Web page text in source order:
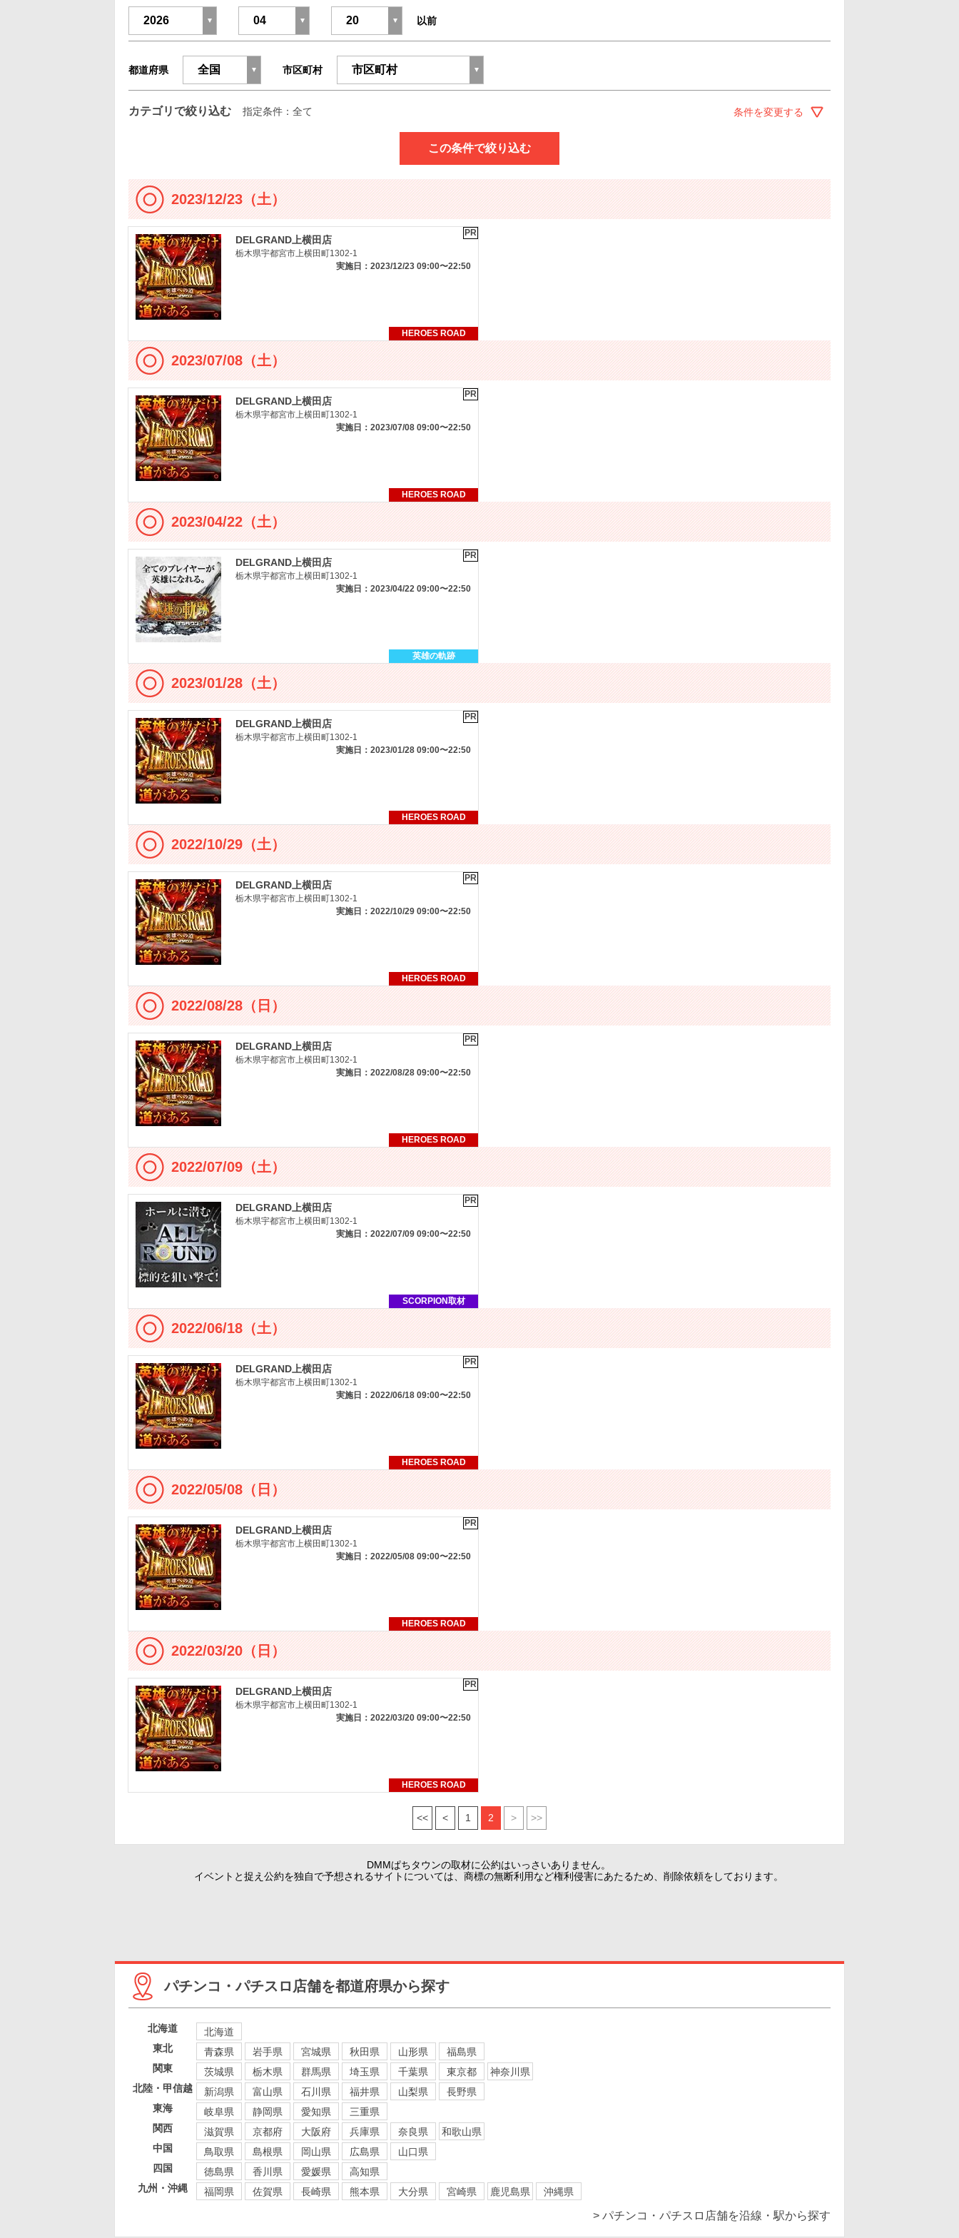
以前
都道府県 市区町村
カテゴリで絞り込む 指定条件：全て
この条件で絞り込む
2023/12/23（土）
PR
DELGRAND上横田店
栃木県宇都宮市上横田町1302-1
実施日：2023/12/23 09:00〜22:50
HEROES ROAD
2023/07/08（土）
PR
DELGRAND上横田店
栃木県宇都宮市上横田町1302-1
実施日：2023/07/08 09:00〜22:50
HEROES ROAD
2023/04/22（土）
PR
DELGRAND上横田店
栃木県宇都宮市上横田町1302-1
実施日：2023/04/22 09:00〜22:50
英雄の軌跡
2023/01/28（土）
PR
DELGRAND上横田店
栃木県宇都宮市上横田町1302-1
実施日：2023/01/28 09:00〜22:50
HEROES ROAD
2022/10/29（土）
PR
DELGRAND上横田店
栃木県宇都宮市上横田町1302-1
実施日：2022/10/29 09:00〜22:50
HEROES ROAD
2022/08/28（日）
PR
DELGRAND上横田店
栃木県宇都宮市上横田町1302-1
実施日：2022/08/28 09:00〜22:50
HEROES ROAD
2022/07/09（土）
PR
DELGRAND上横田店
栃木県宇都宮市上横田町1302-1
実施日：2022/07/09 09:00〜22:50
SCORPION取材
2022/06/18（土）
PR
DELGRAND上横田店
栃木県宇都宮市上横田町1302-1
実施日：2022/06/18 09:00〜22:50
HEROES ROAD
2022/05/08（日）
PR
DELGRAND上横田店
栃木県宇都宮市上横田町1302-1
実施日：2022/05/08 09:00〜22:50
HEROES ROAD
2022/03/20（日）
PR
DELGRAND上横田店
栃木県宇都宮市上横田町1302-1
実施日：2022/03/20 09:00〜22:50
HEROES ROAD
<< < 1 2 > >>
DMMぱちタウンの取材に公約はいっさいありません。
イベントと捉え公約を独自で予想されるサイトについては、商標の無断利用など権利侵害にあたるため、削除依頼をしております。
パチンコ・パチスロ店舗を都道府県から探す
北海道
北海道
東北
青森県 岩手県 宮城県 秋田県 山形県
福島県
関東
茨城県 栃木県 群馬県 埼玉県 千葉県 東京都
神奈川県
北陸・甲信越
新潟県 富山県 石川県 福井県 山梨県
長野県
東海
岐阜県 静岡県 愛知県
三重県
関西
滋賀県 京都府 大阪府 兵庫県 奈良県
和歌山県
中国
鳥取県 島根県 岡山県 広島県
山口県
四国
徳島県 香川県 愛媛県
高知県
九州・沖縄
福岡県 佐賀県 長崎県 熊本県 大分県 宮崎県 鹿児島県 沖縄県
> パチンコ・パチスロ店舗を沿線・駅から探す